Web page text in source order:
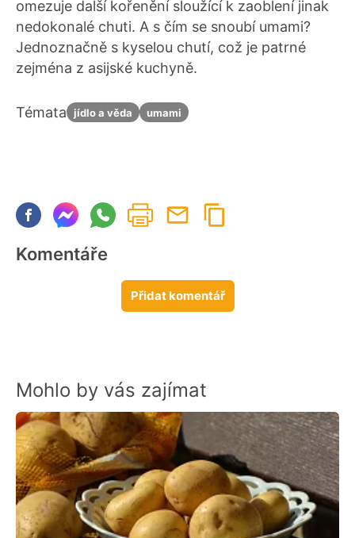
omezuje další kořenění sloužící k zaoblení jinak
nedokonalé chuti. A s čím se snoubí umami?
Jednoznačně s kyselou chutí, což je patrné
zejména z asijské kuchyně.
Témata jídlo a věda umami
Komentáře
Přidat komentář
Mohlo by vás zajímat